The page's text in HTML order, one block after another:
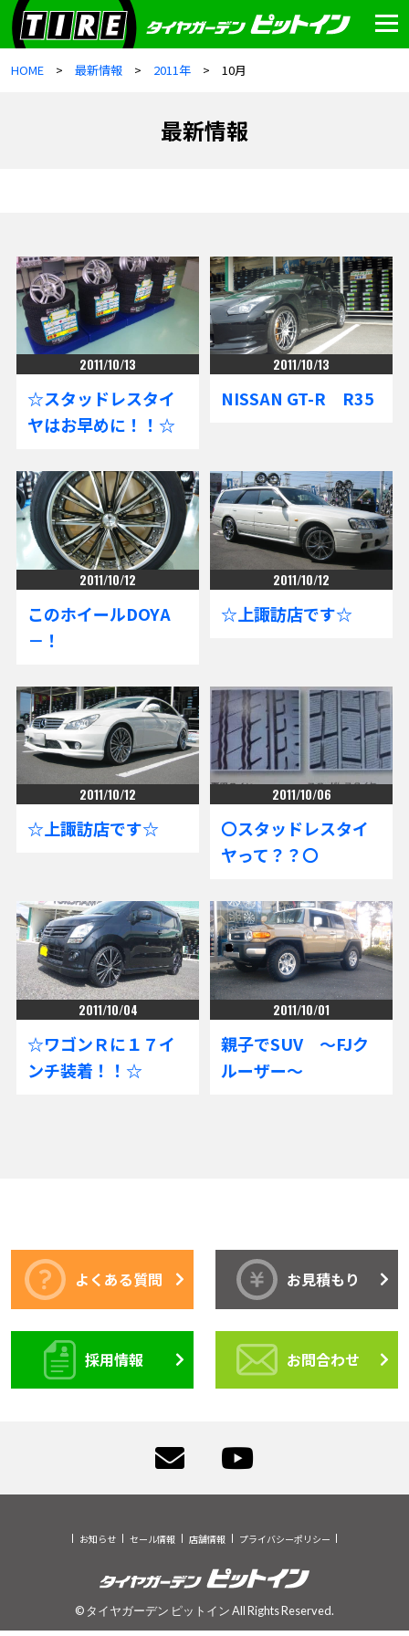
HOME 最新情報 2011年 10月
最新情報
2011/10/13
☆スタッドレスタイ
ヤはお早めに！！☆
2011/10/13
NISSAN GT-R R35
2011/10/12
このホイールDOYA
－！
2011/10/12
☆上諏訪店です☆
2011/10/12
☆上諏訪店です☆
2011/10/06
〇スタッドレスタイ
ヤって？？〇
2011/10/04
☆ワゴンＲに１７イ
ンチ装着！！☆
2011/10/01
親子でSUV ～FJク
ルーザー～
よくある質問 お見積もり
採用情報 お問合わせ
お知らせ セール情報 店舗情報 プライバシーポリシー
© タイヤガーデン ピットイン All Rights Reserved.